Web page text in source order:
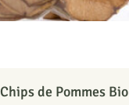
Chips de Pommes Bio